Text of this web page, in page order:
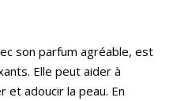
son parfum agréable, est
Elle peut aider à
adoucir la peau. En